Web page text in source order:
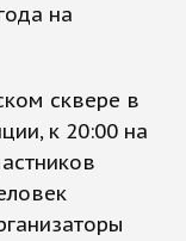
на
сквере в
к 20:00 на